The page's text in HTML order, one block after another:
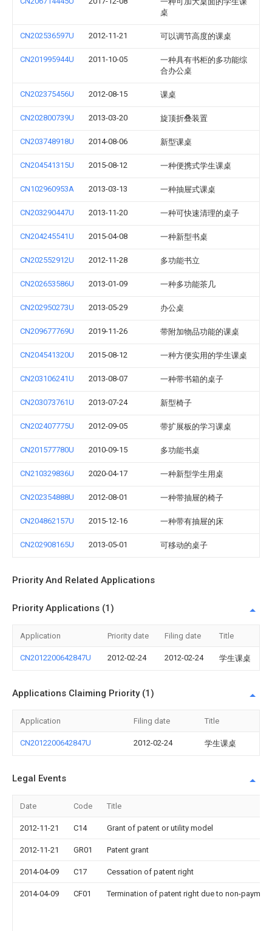
桌
CN202536597U 2012-11-21 可以调节高度的课桌
CN201995944U 2011-10-05
一种具有书柜的多功能综
合办公桌
CN202375456U 2012-08-15 课桌
CN202800739U 2013-03-20 旋顶折叠装置
CN203748918U 2014-08-06 新型课桌
CN204541315U 2015-08-12 一种便携式学生课桌
CN102960953A 2013-03-13 一种抽屉式课桌
CN203290447U 2013-11-20 一种可快速清理的桌子
CN204245541U 2015-04-08 一种新型书桌
CN202552912U 2012-11-28 多功能书立
CN202653586U 2013-01-09 一种多功能茶几
CN202950273U 2013-05-29 办公桌
CN209677769U 2019-11-26 带附加物品功能的课桌
CN204541320U 2015-08-12 一种方便实用的学生课桌
CN203106241U 2013-08-07 一种带书箱的桌子
CN203073761U 2013-07-24 新型椅子
CN202407775U 2012-09-05 带扩展板的学习课桌
CN201577780U 2010-09-15 多功能书桌
CN210329836U 2020-04-17 一种新型学生用桌
CN202354888U 2012-08-01 一种带抽屉的椅子
CN204862157U 2015-12-16 一种带有抽屉的床
CN202908165U 2013-05-01 可移动的桌子
Priority And Related Applications
Priority Applications (1)
Application Priority date Filing date Title
CN2012200642847U 2012-02-24 2012-02-24 学生课桌
Applications Claiming Priority (1)
Application Filing date Title
CN2012200642847U 2012-02-24 学生课桌
Legal Events
Date Code Title
2012-11-21 C14 Grant of patent or utility model
2012-11-21 GR01 Patent grant
2014-04-09 C17 Cessation of patent right
2014-04-09 CF01 Termination of patent right due to non-